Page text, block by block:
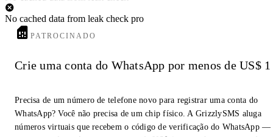
No cached data from leak check pro
PATROCINADO
Crie uma conta do WhatsApp por menos de US$ 1
Precisa de um número de telefone novo para registrar uma conta do
WhatsApp? Você não precisa de um chip físico. A GrizzlySMS aluga
números virtuais que recebem o código de verificação do WhatsApp —